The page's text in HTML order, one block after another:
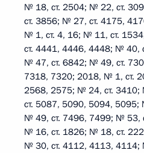
№ 18, ст. 2504; № 22, ст.
ст. 3856; № 27, ст. 4175,
№ 1, ст. 4, 16; № 11, ст.
ст. 4441, 4446, 4448; № 40,
№ 47, ст. 6842; № 49, ст.
7318, 7320; 2018, № 1, ст.
2568, 2575; № 24, ст.
ст. 5087, 5090, 5094,
№ 49, ст. 7496, 7499; № 53,
№ 16, ст. 1826; № 18, ст.
№ 30, ст. 4112, 4113, 4114;